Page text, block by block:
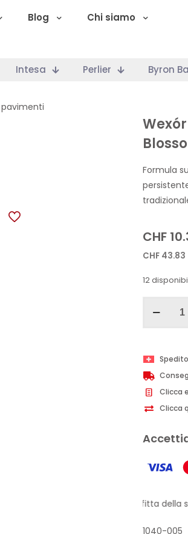
Blog
Chi siamo
Intesa Perlier Byron
Formula
CHF
CHF 43.83
12
Fresh
Blossom
235
ml
Clicca
Clicca
Approfitta della
1040-005